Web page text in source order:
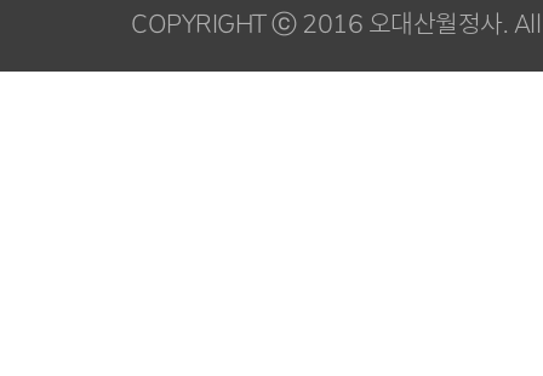
COPYRIGHT ⓒ 2016 오대산월정사.